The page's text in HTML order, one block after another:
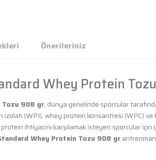
Önerileriniz
Whey Protein
Tozu 908 gr, dünya genelinde sporcular
(WPI), whey protein konsantresi (WPC)
ihtiyacını karşılamak isteyen sporcular
Whey Protein Tozu 908 gr